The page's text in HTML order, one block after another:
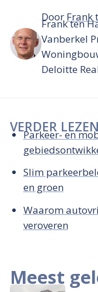
Door Frank
Frank ten
Vanberkel
Deloitte
VERDER
Parkeer- en
Slim
en groen
Waarom
veroveren
Meest